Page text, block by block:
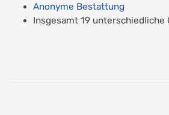
Anonyme Bestattung
Insgesamt 19 unterschiedliche